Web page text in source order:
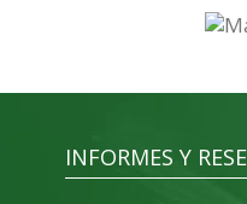
INFORMES Y